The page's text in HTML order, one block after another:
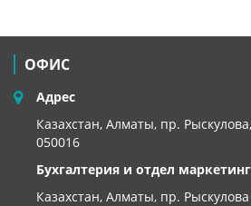
ОФИС
Адрес
Казахстан, Алматы, пр.
050016
Бухгалтерия и отдел
Казахстан, Алматы, пр.